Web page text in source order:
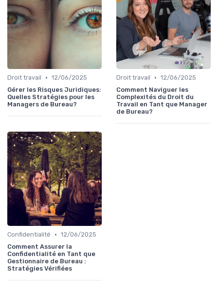
Droit travail • 12/06/2025
Gérer les Risques Juridiques:
Quelles Stratégies pour les
Managers de Bureau?
Droit travail • 12/06/2025
Comment Naviguer les
Complexités du Droit du
Travail en Tant que Manager
de Bureau?
Confidentialité • 12/06/2025
Comment Assurer la
Confidentialité en Tant que
Gestionnaire de Bureau :
Stratégies Vérifiées